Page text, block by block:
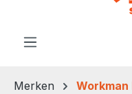
Merken